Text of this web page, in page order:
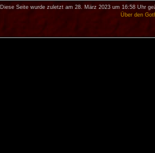
Diese Seite wurde zuletzt am 28. März 2023 um 16:58 Uhr
Über den